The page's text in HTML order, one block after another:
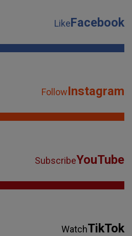
LikeFacebook
FollowInstagram
SubscribeYouTube
WatchTikTok